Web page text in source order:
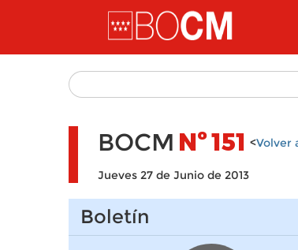
Pasar al contenido principal
BOCM Nº151 <Volver
Jueves 27 de Junio de 2013
Boletín